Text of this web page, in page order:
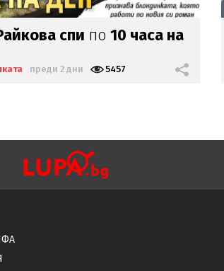
награби Мартин
преди 2 дни 9760